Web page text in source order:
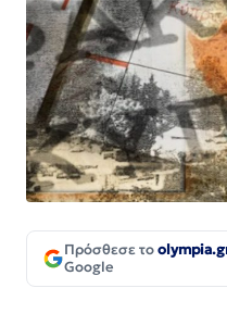
Πρόσθεσε το
Google